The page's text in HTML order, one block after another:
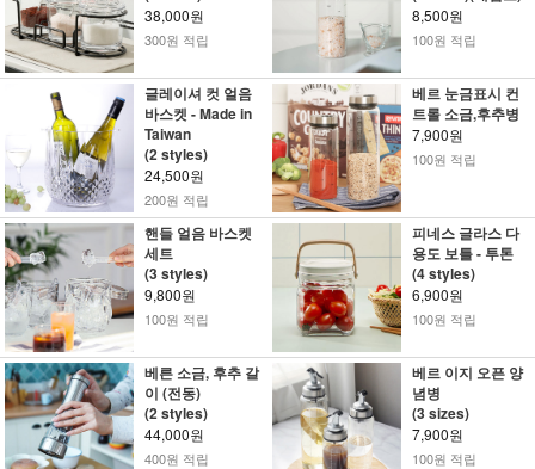
38,000원
300원 적립
8,500원
100원 적립
글레이셔 컷 얼음
바스켓 - Made in
Taiwan
(2 styles)
24,500원
200원 적립
베르 눈금표시 컨
트롤 소금,후추병
7,900원
100원 적립
핸들 얼음 바스켓
세트
(3 styles)
9,800원
100원 적립
피네스 글라스 다
용도 보틀 - 투톤
(4 styles)
6,900원
100원 적립
베른 소금, 후추 갈
이 (전동)
(2 styles)
44,000원
400원 적립
베르 이지 오픈 양
념병
(3 sizes)
7,900원
100원 적립